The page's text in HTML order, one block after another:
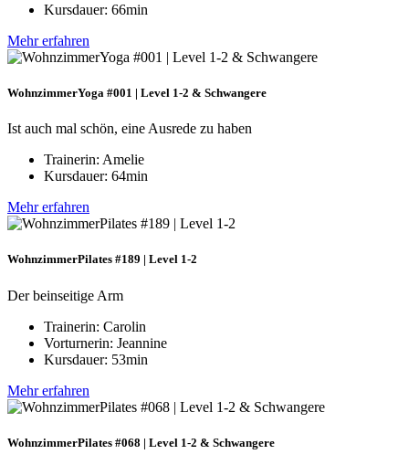
Kursdauer: 66min
Mehr erfahren
WohnzimmerYoga #001 | Level 1-2 & Schwangere
Ist auch mal schön, eine Ausrede zu haben
Trainerin: Amelie
Kursdauer: 64min
Mehr erfahren
WohnzimmerPilates #189 | Level 1-2
Der beinseitige Arm
Trainerin: Carolin
Vorturnerin: Jeannine
Kursdauer: 53min
Mehr erfahren
WohnzimmerPilates #068 | Level 1-2 & Schwangere